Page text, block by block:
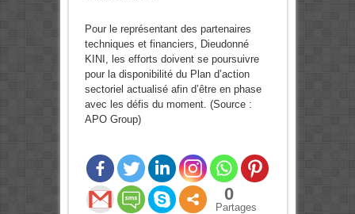
Pour le représentant des partenaires
techniques et financiers, Dieudonné
KINI, les efforts doivent se poursuivre
pour la disponibilité du Plan d’action
sectoriel actualisé afin d’être en phase
avec les défis du moment. (Source :
APO Group)
0
Partages